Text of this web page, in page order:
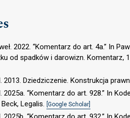
2022. “Komentarz do art. 4a.” In
od spadków i darowizn. Komentarz,
2013. Dziedziczenie. Konstrukcja
2025a. “Komentarz do art. 928.” In
Legalis. [Google Scholar]